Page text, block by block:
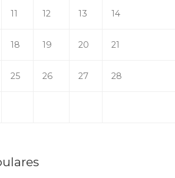
11 12 13 14
18 19 20 21
25 26 27 28